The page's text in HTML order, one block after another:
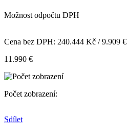
Možnost odpočtu DPH
Cena bez DPH: 240.444 Kč / 9.909 €
11.990 €
Počet zobrazení:
Sdílet